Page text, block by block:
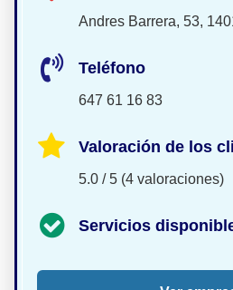
Andres Barrera, 53,
Teléfono
647 61 16 83
Valoración de los
5.0 / 5 (4 valoraciones)
Servicios